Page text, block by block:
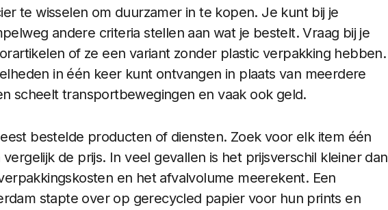
te wisselen om duurzamer in te kopen. Je kunt bij je
andere criteria stellen aan wat je bestelt. Vraag bij je
of ze een variant zonder plastic verpakking hebben.
in één keer kunt ontvangen in plaats van meerdere
scheelt transportbewegingen en vaak ook geld.
bestelde producten of diensten. Zoek voor elk item één
de prijs. In veel gevallen is het prijsverschil kleiner dan
en het afvalvolume meerekent. Een
stapte over op gerecycled papier voor hun prints en